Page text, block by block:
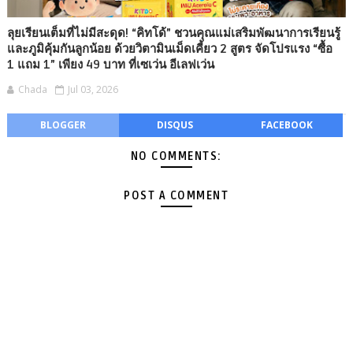
ลุยเรียนเต็มที่ไม่มีสะดุด! “คิทโด้” ชวนคุณแม่เสริมพัฒนาการเรียนรู้
และภูมิคุ้มกันลูกน้อย ด้วยวิตามินเม็ดเคี้ยว 2 สูตร จัดโปรแรง “ซื้อ
1 แถม 1” เพียง 49 บาท ที่เซเว่น อีเลฟเว่น
Chada Jul 03, 2026
BLOGGER DISQUS FACEBOOK
NO COMMENTS:
POST A COMMENT